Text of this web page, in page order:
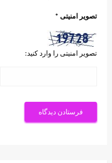
تصویر امنیتی *
تصویر امنیتی را وارد کنید: